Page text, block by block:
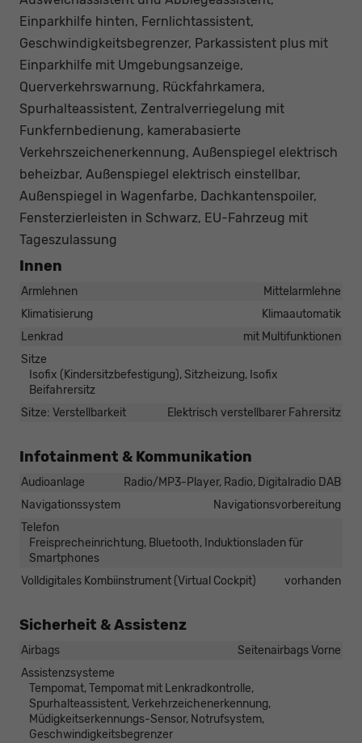
Einparkhilfe hinten, Fernlichtassistent,
Geschwindigkeitsbegrenzer, Parkassistent plus mit
Einparkhilfe mit Umgebungsanzeige,
Querverkehrswarnung, Rückfahrkamera,
Spurhalteassistent, Zentralverriegelung mit
Funkfernbedienung, kamerabasierte
Verkehrszeichenerkennung, Außenspiegel elektrisch
beheizbar, Außenspiegel elektrisch einstellbar,
Außenspiegel in Wagenfarbe, Dachkantenspoiler,
Fensterzierleisten in Schwarz, EU-Fahrzeug mit
Tageszulassung
Innen
Armlehnen
Mittelarmlehne
Klimatisierung
Klimaautomatik
Lenkrad
mit Multifunktionen
Sitze
Isofix (Kindersitzbefestigung), Sitzheizung, Isofix
Beifahrersitz
Sitze: Verstellbarkeit
Elektrisch verstellbarer Fahrersitz
Infotainment & Kommunikation
Audioanlage
Radio/MP3-Player, Radio, Digitalradio DAB
Navigationssystem
Navigationsvorbereitung
Telefon
Freisprecheinrichtung, Bluetooth, Induktionsladen für
Smartphones
Volldigitales Kombiinstrument (Virtual Cockpit)
vorhanden
Sicherheit & Assistenz
Airbags
Seitenairbags Vorne
Assistenzsysteme
Tempomat, Tempomat mit Lenkradkontrolle,
Spurhalteassistent, Verkehrzeichenerkennung,
Müdigkeitserkennungs-Sensor, Notrufsystem,
Geschwindigkeitsbegrenzer